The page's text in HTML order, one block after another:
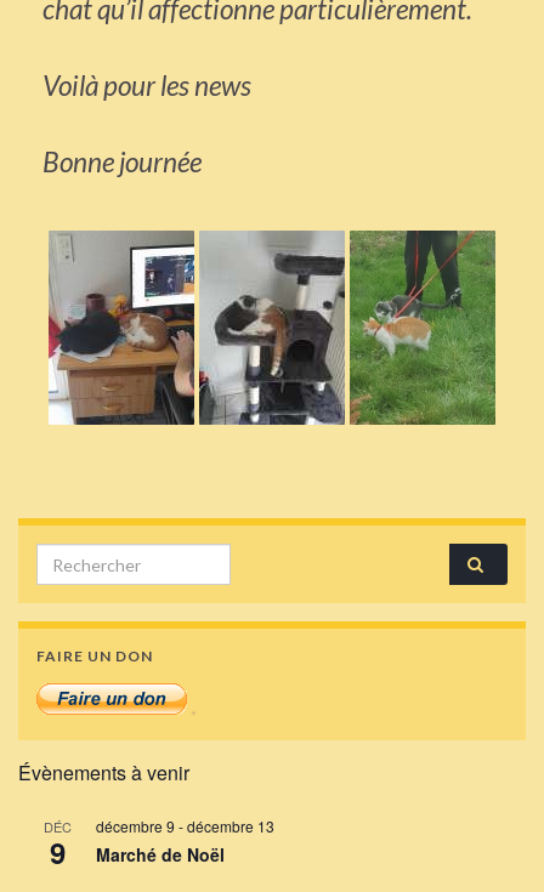
chat qu’il affectionne particulièrement.
Voilà pour les news
Bonne journée
Search for:
FAIRE UN DON
Évènements à venir
DÉC
9
décembre 9 -décembre 13
Marché de Noël